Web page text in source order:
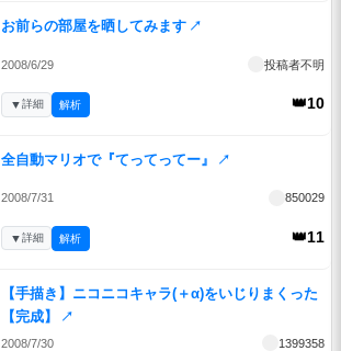
お前らの部屋を晒してみます ↗
2008/6/29 投稿者不明
👑10
▼詳細 解析
全自動マリオで『てってってー』 ↗
2008/7/31 850029
👑11
▼詳細 解析
【手描き】ニコニコキャラ(＋α)をいじりまくった
【完成】
↗
2008/7/30 1399358